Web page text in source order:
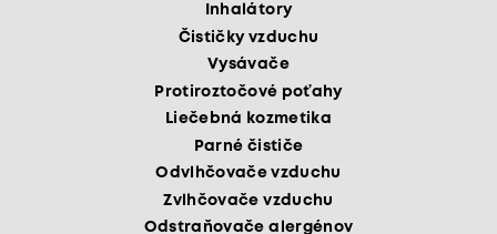
Inhalátory
Čističky vzduchu
Vysávače
Protiroztočové poťahy
Liečebná kozmetika
Parné čističe
Odvlhčovače vzduchu
Zvlhčovače vzduchu
Odstraňovače alergénov